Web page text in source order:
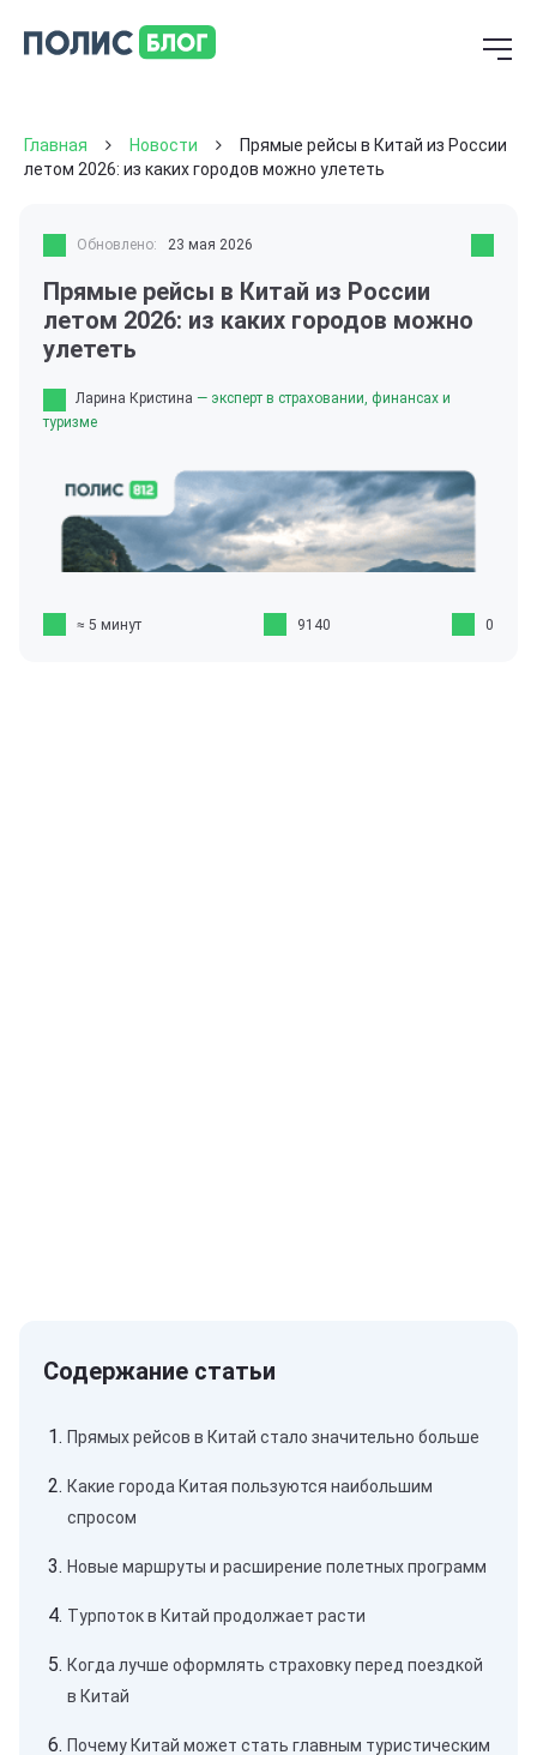
Главная Новости
Прямые рейсы в Китай из России
летом 2026: из каких городов можно улететь
Обновлено: 23 мая 2026
Прямые рейсы в Китай из России
летом 2026: из каких городов можно
улететь
Ларина Кристина — эксперт в страховании, финансах и
туризме
≈ 5 минут 9140 0
Прямых рейсов в Китай стало значительно больше
Какие города Китая пользуются наибольшим
спросом
Новые маршруты и расширение полетных программ
Турпоток в Китай продолжает расти
Когда лучше оформлять страховку перед поездкой
в Китай
Почему Китай может стать главным туристическим